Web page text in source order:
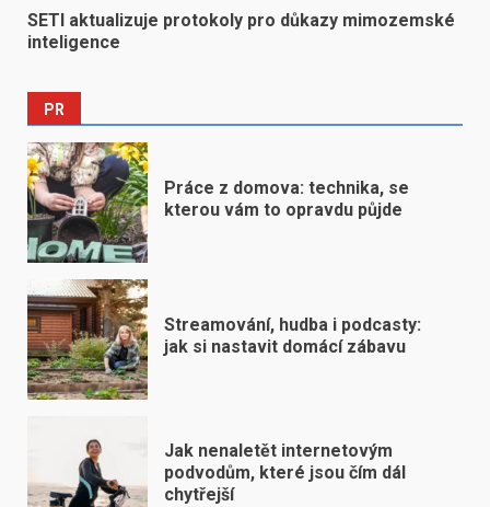
SETI aktualizuje protokoly pro důkazy mimozemské
inteligence
PR
Práce z domova: technika, se
kterou vám to opravdu půjde
Streamování, hudba i podcasty:
jak si nastavit domácí zábavu
Jak nenaletět internetovým
podvodům, které jsou čím dál
chytřejší